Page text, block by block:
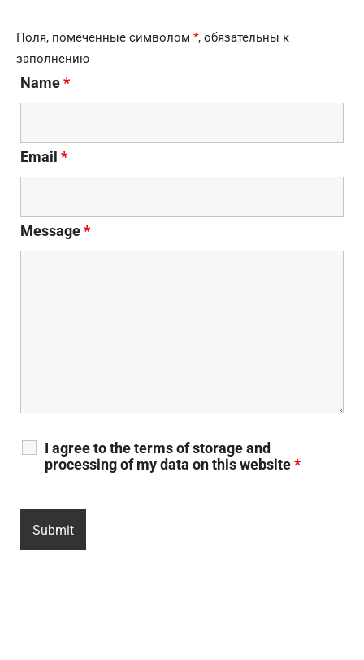
Поля, помеченные символом *, обязательны к
заполнению
Name*
Email *
Message*
I agree to the terms of storage and
processing of my data on this website*